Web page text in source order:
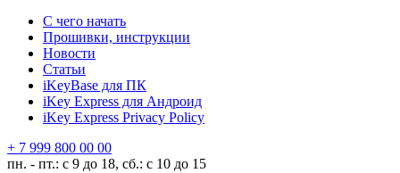
С чего начать
Прошивки, инструкции
Новости
Статьи
iKeyBase для ПК
iKey Express для Андроид
iKey Express Privacy Policy
+ 7 999 800 00 00
пн. - пт.: с 9 до 18, сб.: с 10 до 15